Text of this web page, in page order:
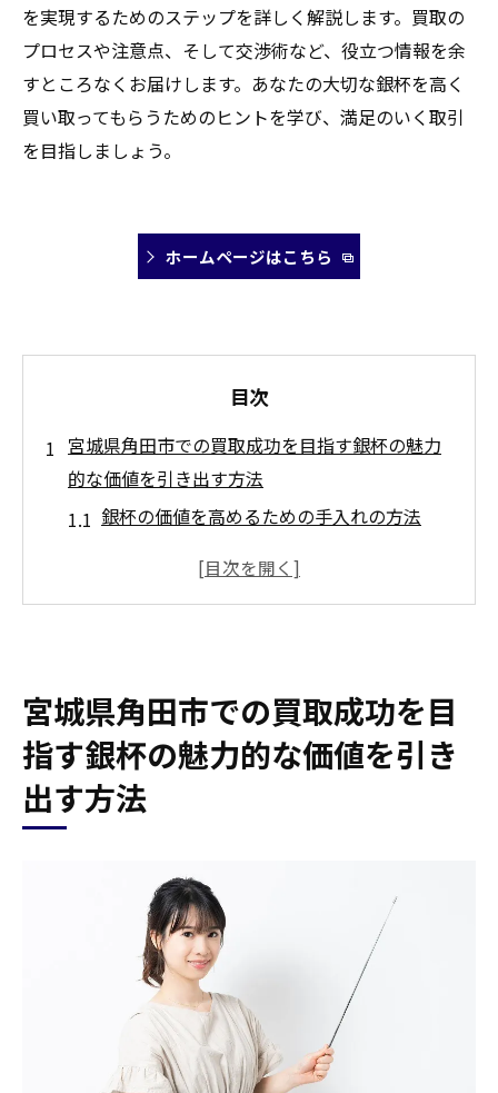
を実現するためのステップを詳しく解説します。買取の
プロセスや注意点、そして交渉術など、役立つ情報を余
すところなくお届けします。あなたの大切な銀杯を高く
買い取ってもらうためのヒントを学び、満足のいく取引
を目指しましょう。
ホームページはこちら
目次
宮城県角田市での買取成功を目指す銀杯の魅力
的な価値を引き出す方法
銀杯の価値を高めるための手入れの方法
宮城県角田市で注目される銀杯のデザイン
希少価値のある銀杯の見分け方
宮城県角田市の買取業者が注目する銀杯の
魅力
銀杯買取のプロセスと宮城県角田市での高額査
銀杯買取の流れを把握する
高額査定を狙うための準備
宮城県角田市での査定時のポイント
査定で差がつく銀杯の保存状態
銀杯買取における適正価格の見極め方
宮城県角田市の相場を知り賢く売却する
宮城県角田市での買取成功を目
指す銀杯の魅力的な価値を引き
出す方法